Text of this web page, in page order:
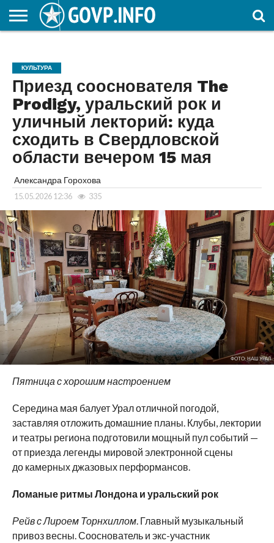
ОБРАЗОВАНИЕ
КУЛЬТУРА
Приезд сооснователя The
Prodigy, уральский рок и
уличный лекторий: куда
сходить в Свердловской
области вечером 15 мая
Александра Горохова
15.05.2026 12:36 335
ФОТО: НАШ УРАЛ
Пятница с хорошим настроением
Середина мая балует Урал отличной погодой,
заставляя отложить домашние планы. Клубы, лектории
и театры региона подготовили мощный пул событий —
от приезда легенды мировой электронной сцены
до камерных джазовых перформансов.
Ломаные ритмы Лондона и уральский рок
Рейв с Лироем Торнхиллом. Главный музыкальный
привоз весны. Сооснователь и экс-участник